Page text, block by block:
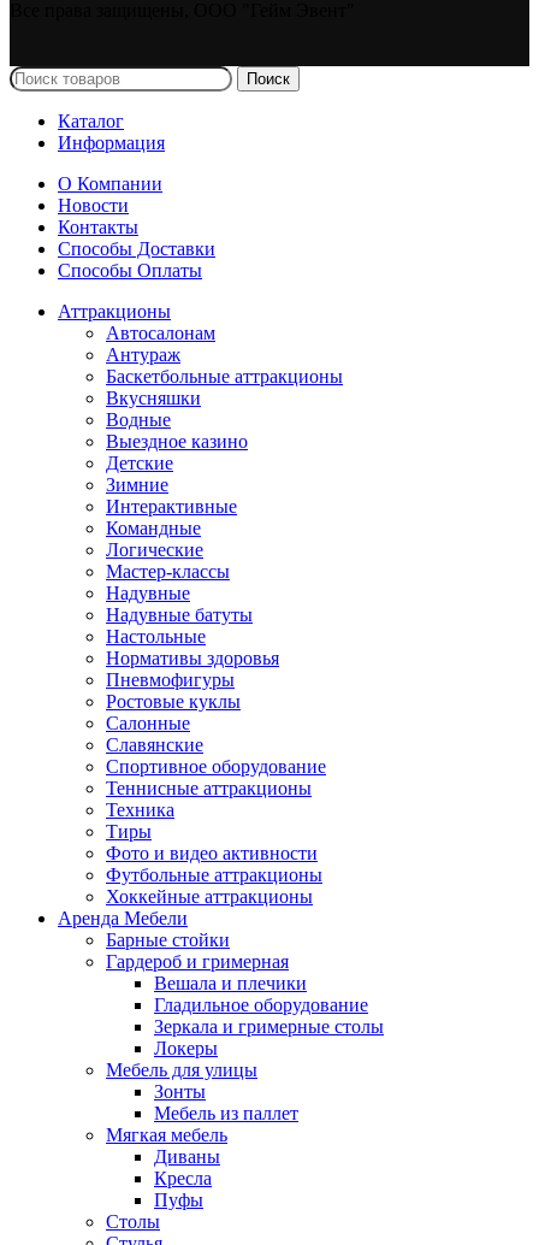
Поиск
Каталог
Информация
О Компании
Новости
Контакты
Способы Доставки
Способы Оплаты
Аттракционы
Автосалонам
Антураж
Баскетбольные аттракционы
Вкусняшки
Водные
Выездное казино
Детские
Зимние
Интерактивные
Командные
Логические
Мастер-классы
Надувные
Надувные батуты
Настольные
Нормативы здоровья
Пневмофигуры
Ростовые куклы
Салонные
Славянские
Спортивное оборудование
Теннисные аттракционы
Техника
Тиры
Фото и видео активности
Футбольные аттракционы
Хоккейные аттракционы
Аренда Мебели
Барные стойки
Гардероб и гримерная
Вешала и плечики
Гладильное оборудование
Зеркала и гримерные столы
Локеры
Мебель для улицы
Зонты
Мебель из паллет
Мягкая мебель
Диваны
Кресла
Пуфы
Столы